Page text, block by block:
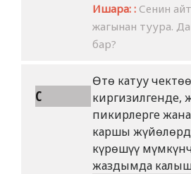
Ишара: : Сенин
жагынан туура.
бар?
C
Өтө катуу
киргизилгенде,
пикирлерге
каршы
күрөшүү
жаздымда